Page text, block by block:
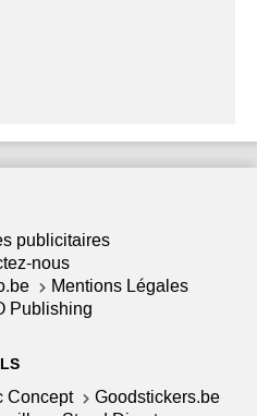
publicitaires
nous
Mentions Légales
Publishing
Concept
Goodstickers.be